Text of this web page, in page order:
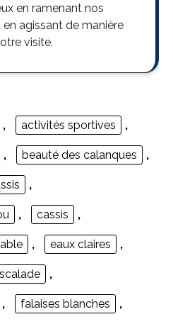
en ramenant nos
agissant de manière
visite.
, activités sportives ,
, beauté des calanques ,
,
, cassis ,
, eaux claires ,
,
, falaises blanches ,